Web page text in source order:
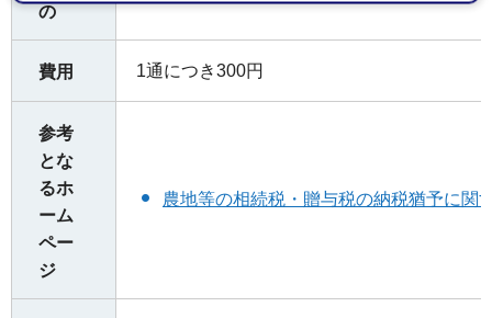
の
費用 1通につき300円
参考
とな
るホ
ーム
ペー
ジ
農地等の相続税・贈与税の納税猶予に関